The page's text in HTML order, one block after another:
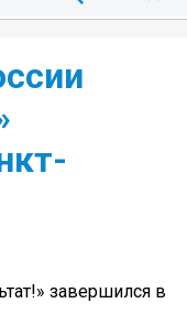
завершился в